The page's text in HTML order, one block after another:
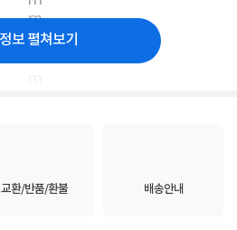
rn
rn rn rn rn
보 펼쳐보기
교환/반품/환불 배송안내